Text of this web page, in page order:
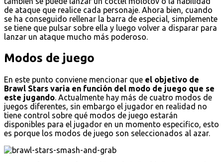
de ataque que realice cada personaje. Ahora bien, cuando
se ha conseguido rellenar la barra de especial, simplemente
se tiene que pulsar sobre ella y luego volver a disparar para
lanzar un ataque mucho más poderoso.
Modos de juego
En este punto conviene mencionar que el objetivo de
Brawl Stars varia en función del modo de juego que se
este jugando. Actualmente hay más de cuatro modos de
juegos diferentes, sin embargo el jugador en realidad no
tiene control sobre qué modos de juego estarán
disponibles para el jugador en un momento especifico, esto
es porque los modos de juego son seleccionados al azar.